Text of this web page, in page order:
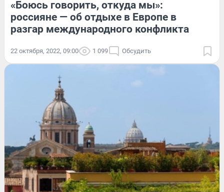
«Боюсь говорить, откуда мы»:
россияне — об отдыхе в Европе в
разгар международного конфликта
22 октября, 2022, 09:00 1 099 Обсудить